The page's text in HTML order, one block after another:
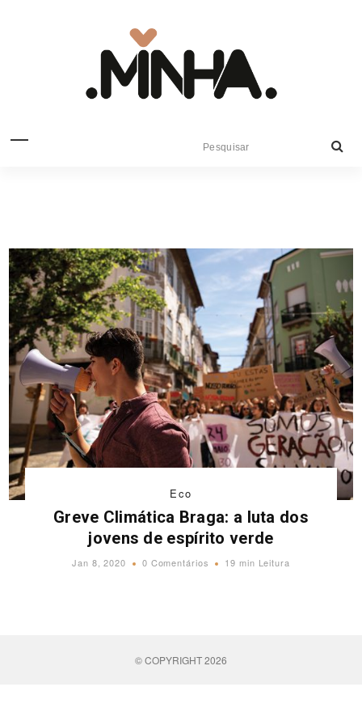
Eco
Greve Climática Braga: a luta dos
jovens de espírito verde
Jan 8, 2020 0 Comentários 19 min Leitura
© COPYRIGHT 2026